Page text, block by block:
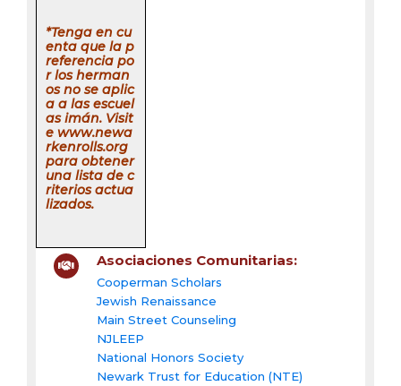
*Tenga en cu
enta que la p
referencia po
r los herman
os no se aplic
a a las escuel
as imán. Visit
e www.newa
rkenrolls.org
para obtener
una lista de c
riterios actua
lizados.
Asociaciones Comunitarias:
Cooperman Scholars
Jewish Renaissance
Main Street Counseling
NJLEEP
National Honors Society
Newark Trust for Education (NTE)